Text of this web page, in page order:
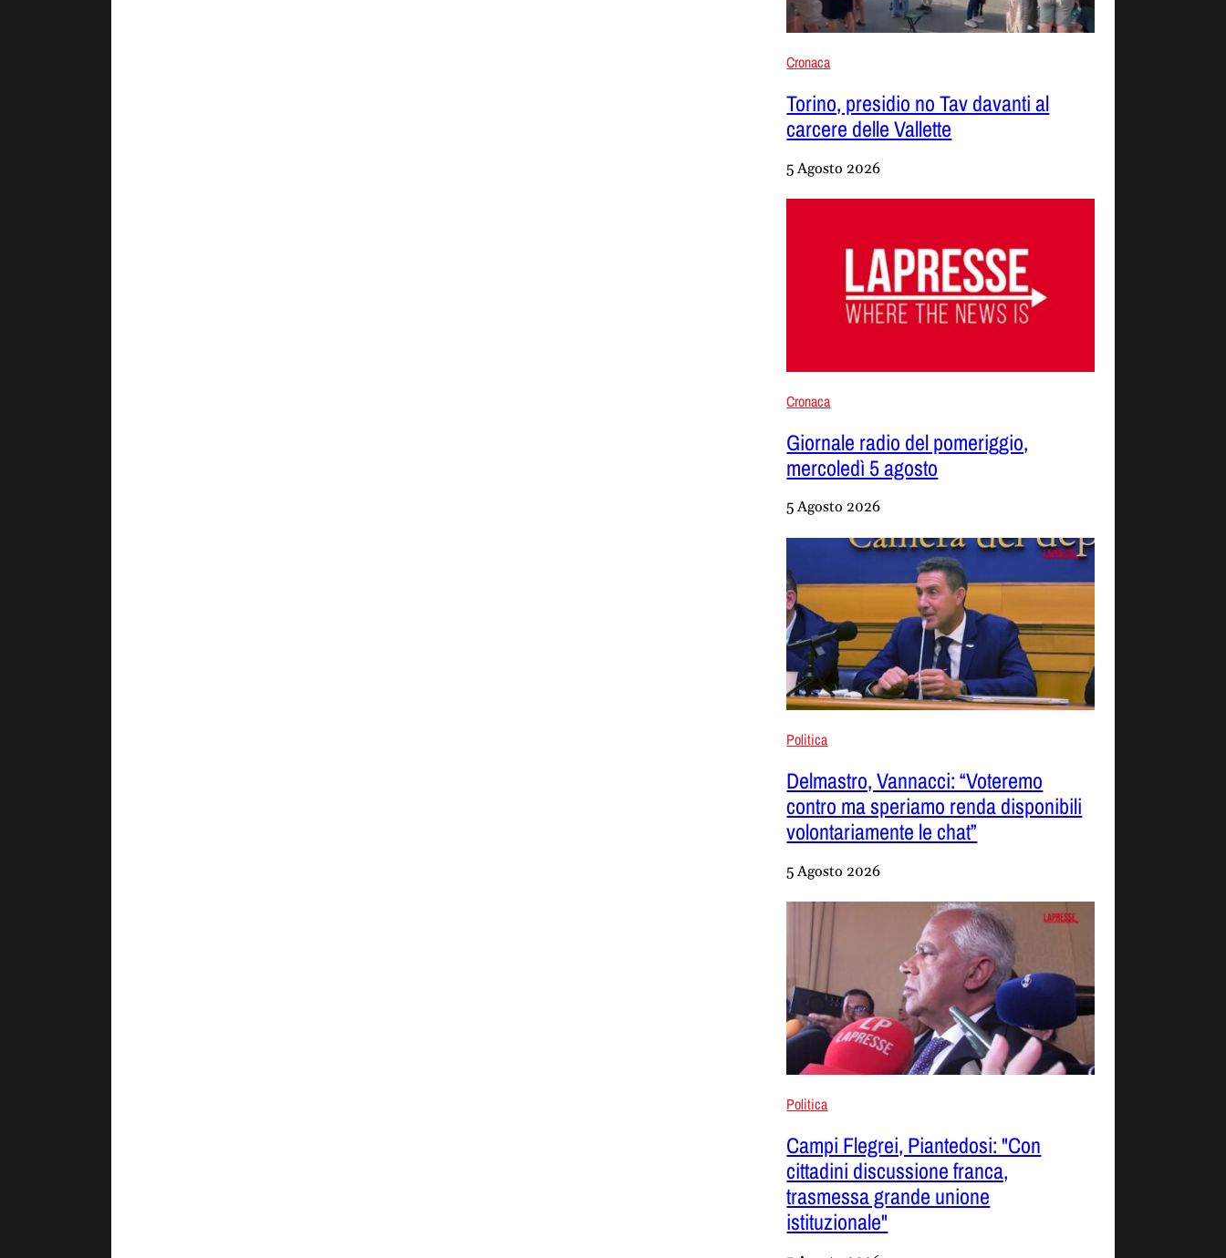
Cronaca
Torino, presidio no Tav davanti al
carcere delle Vallette
5 Agosto 2026
Cronaca
Giornale radio del pomeriggio,
mercoledì 5 agosto
5 Agosto 2026
Politica
Delmastro, Vannacci: “Voteremo
contro ma speriamo renda disponibili
volontariamente le chat”
5 Agosto 2026
Politica
Campi Flegrei, Piantedosi: "Con
cittadini discussione franca,
trasmessa grande unione
istituzionale"